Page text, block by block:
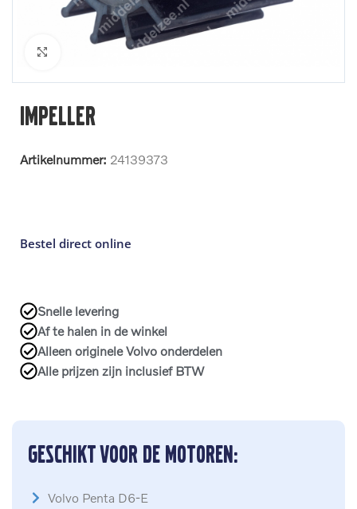
Klik om te vergroten
Impeller
Artikelnummer: 24139373
Bestel direct online
Snelle levering
Af te halen in de winkel
Alleen originele Volvo onderdelen
Alle prijzen zijn inclusief BTW
Geschikt voor de motoren:
Volvo Penta D6-E